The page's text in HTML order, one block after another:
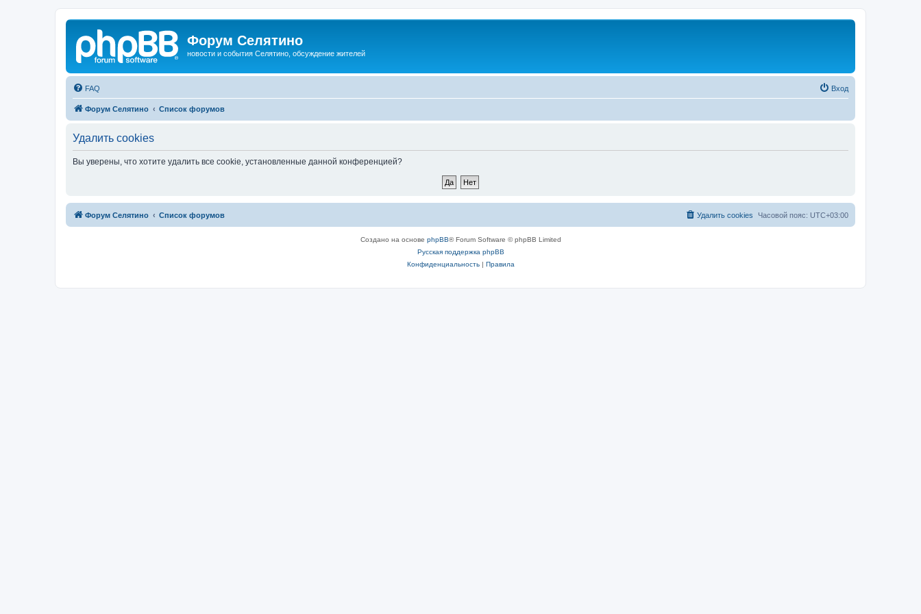
Форум Селятино
новости и события Селятино, обсуждение жителей
FAQ Вход
Форум Селятино Список форумов
Удалить cookies
Вы уверены, что хотите удалить все cookie, установленные данной конференцией?
Форум Селятино Список форумов Часовой пояс: UTC+03:00
Удалить cookies
Создано на основе phpBB® Forum Software © phpBB Limited
Русская поддержка phpBB
Конфиденциальность| Правила